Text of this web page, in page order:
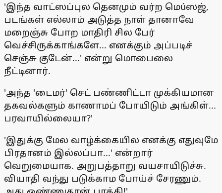
'இந்த வாட்ஸப்புல தெனமும் வர்ற மெúஸஜ்,
படங்கள் எல்லாம் அடுத்த நாள் தானாவே
மறைஞ்சு போற மாதிரி சில பேர்
வெச்சிருக்காங்களே... எனக்கும் அப்படிச்
செஞ்சு குடேன்...' என்று மொபைலை
நீட்டினார்.
'அந்த 'டைமர்' செட் பண்ணிட்டா முக்கியமான
தகவல்களும் காணாமப் போயிடும் அங்கிள்...
பரவாயில்லையா?'
'இதுக்கு மேல வாழ்க்கையில எனக்கு எதுவுமே
பிரதானம் இல்லப்பா...' என்றார்
வெறுமையாக. அறுபத்தாறு வயசாயிடுச்சு.
வியாதி வந்து படுக்காம போய்ச் சேரணும்.